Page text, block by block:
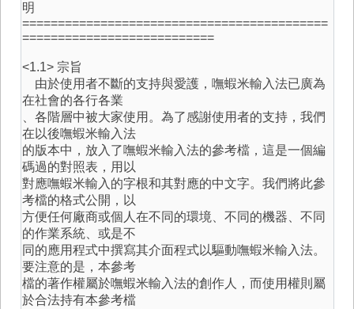
明
===========================================
===========================
<1.1> 宗旨
由於使用者不斷的支持與愛護，嘸蝦米輸入法已廣為
在社會的各行各業
、各階層中被大家使用。為了感謝使用者的支持，我們
在以後嘸蝦米輸入法
的版本中，放入了嘸蝦米輸入法的參考檔，這是一個編
碼過的對照表，用以
對應嘸蝦米輸入的字根和其對應的中文字。我們將此參
考檔的格式公開，以
方便任何廠商或個人在不同的環境、不同的機器、不同
的作業系統、或是不
同的應用程式中撰寫其介面程式以驅動嘸蝦米輸入法。
要注意的是，本參考
檔的著作權屬於嘸蝦米輸入法的創作人，而使用權則屬
於合法持有本參考檔